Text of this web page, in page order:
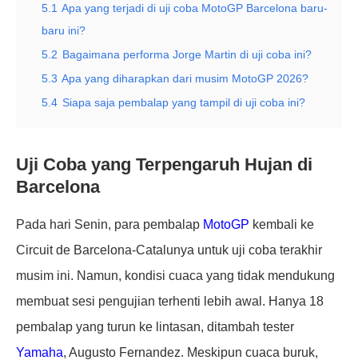
5.1 Apa yang terjadi di uji coba MotoGP Barcelona baru-
baru ini?
5.2 Bagaimana performa Jorge Martin di uji coba ini?
5.3 Apa yang diharapkan dari musim MotoGP 2026?
5.4 Siapa saja pembalap yang tampil di uji coba ini?
Uji Coba yang Terpengaruh Hujan di
Barcelona
Pada hari Senin, para pembalap MotoGP kembali ke
Circuit de Barcelona-Catalunya untuk uji coba terakhir
musim ini. Namun, kondisi cuaca yang tidak mendukung
membuat sesi pengujian terhenti lebih awal. Hanya 18
pembalap yang turun ke lintasan, ditambah tester
Yamaha, Augusto Fernandez. Meskipun cuaca buruk,